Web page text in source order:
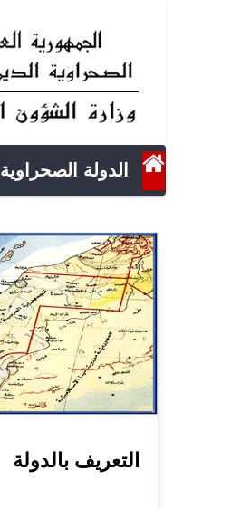
الدولة الصحراوية
التعريف بالدولة